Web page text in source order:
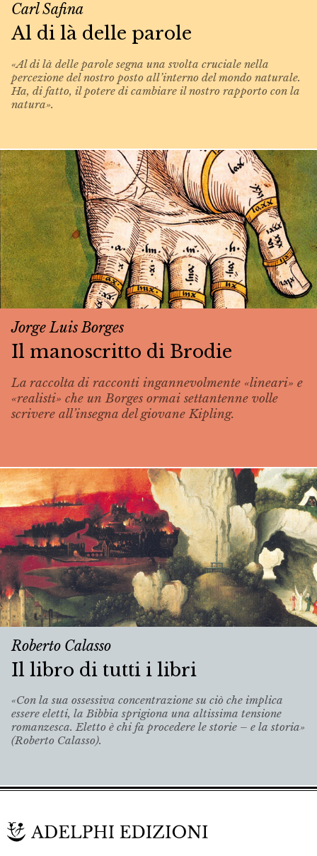
Carl Safina
Al di là delle parole
«Al di là delle parole segna una svolta cruciale nella
percezione del nostro posto all’interno del mondo naturale.
Ha, di fatto, il potere di cambiare il nostro rapporto con la
natura».
Jorge Luis Borges
Il manoscritto di Brodie
La raccolta di racconti ingannevolmente «lineari» e
«realisti» che un Borges ormai settantenne volle
scrivere all’insegna del giovane Kipling.
Roberto Calasso
Il libro di tutti i libri
«Con la sua ossessiva concentrazione su ciò che implica
essere eletti, la Bibbia sprigiona una altissima tensione
romanzesca. Eletto è chi fa procedere le storie – e la storia»
(Roberto Calasso).